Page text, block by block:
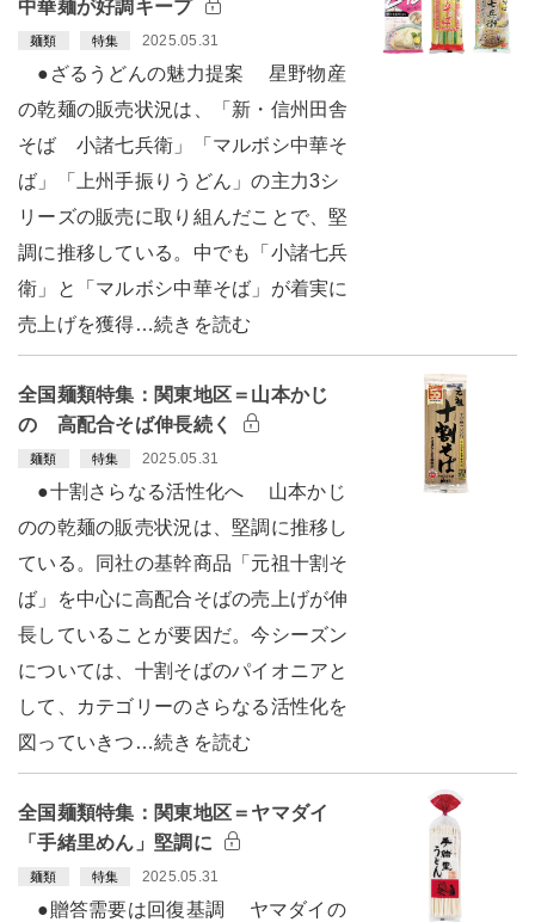
中華麺が好調キープ
麺類 特集 2025.05.31
●ざるうどんの魅力提案 星野物産
の乾麺の販売状況は、「新・信州田舎
そば 小諸七兵衛」「マルボシ中華そ
ば」「上州手振りうどん」の主力3シ
リーズの販売に取り組んだことで、堅
調に推移している。中でも「小諸七兵
衛」と「マルボシ中華そば」が着実に
売上げを獲得…続きを読む
全国麺類特集：関東地区＝山本かじ
の 高配合そば伸長続く
麺類 特集 2025.05.31
●十割さらなる活性化へ 山本かじ
のの乾麺の販売状況は、堅調に推移し
ている。同社の基幹商品「元祖十割そ
ば」を中心に高配合そばの売上げが伸
長していることが要因だ。今シーズン
については、十割そばのパイオニアと
して、カテゴリーのさらなる活性化を
図っていきつ…続きを読む
全国麺類特集：関東地区＝ヤマダイ
「手緒里めん」堅調に
麺類 特集 2025.05.31
●贈答需要は回復基調 ヤマダイの